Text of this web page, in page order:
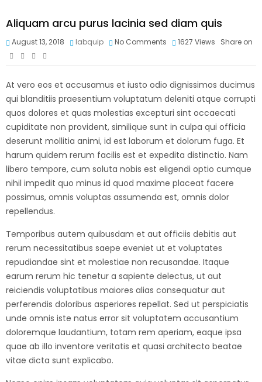
Aliquam arcu purus lacinia sed diam quis
August 13, 2018 labquip No Comments 1627 Views Share on
At vero eos et accusamus et iusto odio dignissimos ducimus
qui blanditiis praesentium voluptatum deleniti atque corrupti
quos dolores et quas molestias excepturi sint occaecati
cupiditate non provident, similique sunt in culpa qui officia
deserunt mollitia animi, id est laborum et dolorum fuga. Et
harum quidem rerum facilis est et expedita distinctio. Nam
libero tempore, cum soluta nobis est eligendi optio cumque
nihil impedit quo minus id quod maxime placeat facere
possimus, omnis voluptas assumenda est, omnis dolor
repellendus.
Temporibus autem quibusdam et aut officiis debitis aut
rerum necessitatibus saepe eveniet ut et voluptates
repudiandae sint et molestiae non recusandae. Itaque
earum rerum hic tenetur a sapiente delectus, ut aut
reiciendis voluptatibus maiores alias consequatur aut
perferendis doloribus asperiores repellat. Sed ut perspiciatis
unde omnis iste natus error sit voluptatem accusantium
doloremque laudantium, totam rem aperiam, eaque ipsa
quae ab illo inventore veritatis et quasi architecto beatae
vitae dicta sunt explicabo.